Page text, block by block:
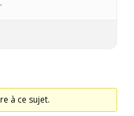
à ce sujet.